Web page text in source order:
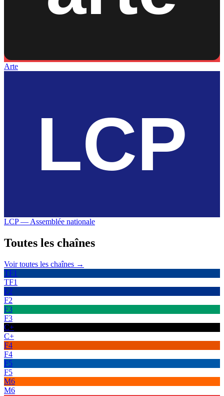
Arte
LCP — Assemblée nationale
Toutes les chaînes
Voir toutes les chaînes →
TF1
TF1
F2
F2
F3
F3
C+
C+
F4
F4
F5
F5
M6
M6